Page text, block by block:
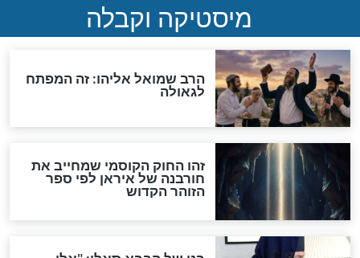
"לפני הגאולה תהיה אפיקורסות
והכחשה גדולה מאוד של
האמונה"
האם לאחר בוא המשיח יהיה
אפשר לחזור בתשובה?
לכל המאמרים